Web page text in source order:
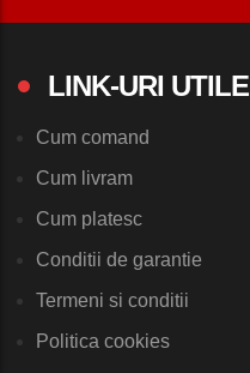
LINK-URI UTILE
Cum comand
Cum livram
Cum platesc
Conditii de garantie
Termeni si conditii
Politica cookies